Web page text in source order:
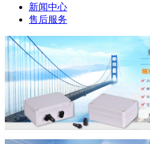
新闻中心
售后服务